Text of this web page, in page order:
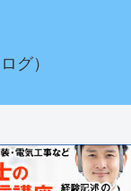
グ）